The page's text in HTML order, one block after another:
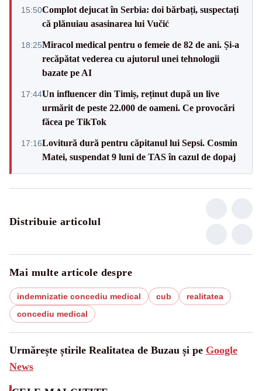
15:50Complot dejucat în Serbia: doi bărbați, suspectați
că plănuiau asasinarea lui Vučić
18:25Miracol medical pentru o femeie de 82 de ani. Și-a
recăpătat vederea cu ajutorul unei tehnologii
bazate pe AI
17:44Un influencer din Timiș, reținut după un live
urmărit de peste 22.000 de oameni. Ce provocări
făcea pe TikTok
17:16Lovitură dură pentru căpitanul lui Sepsi. Cosmin
Matei, suspendat 9 luni de TAS în cazul de dopaj
Distribuie articolul
Mai multe articole despre
indemnizatie concediu medical cub
realitatea
concediu medical
Urmărește știrile Realitatea de Buzau și pe Google
News